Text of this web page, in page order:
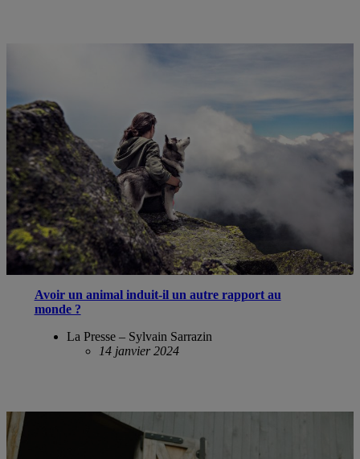
Avoir un animal induit-il un autre rapport au
monde ?
La Presse – Sylvain Sarrazin
14 janvier 2024